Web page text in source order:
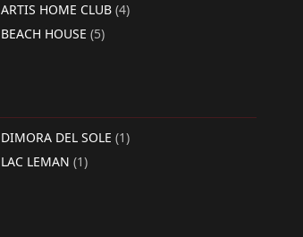
ARTIS HOME CLUB (4)
BEACH HOUSE (5)
DIMORA DEL SOLE (1)
LAC LEMAN (1)